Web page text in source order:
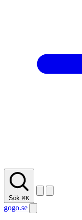
Sök ⌘K
gogo.se